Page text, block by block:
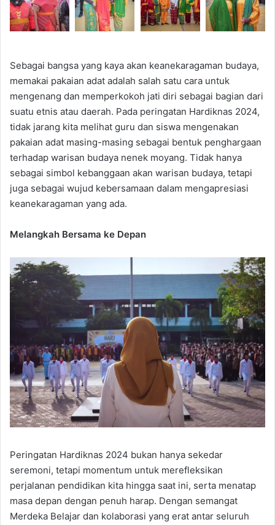
Sebagai bangsa yang kaya akan keanekaragaman budaya,
memakai pakaian adat adalah salah satu cara untuk
mengenang dan memperkokoh jati diri sebagai bagian dari
suatu etnis atau daerah. Pada peringatan Hardiknas 2024,
tidak jarang kita melihat guru dan siswa mengenakan
pakaian adat masing-masing sebagai bentuk penghargaan
terhadap warisan budaya nenek moyang. Tidak hanya
sebagai simbol kebanggaan akan warisan budaya, tetapi
juga sebagai wujud kebersamaan dalam mengapresiasi
keanekaragaman yang ada.
Melangkah Bersama ke Depan
Peringatan Hardiknas 2024 bukan hanya sekedar
seremoni, tetapi momentum untuk merefleksikan
perjalanan pendidikan kita hingga saat ini, serta menatap
masa depan dengan penuh harap. Dengan semangat
Merdeka Belajar dan kolaborasi yang erat antar seluruh